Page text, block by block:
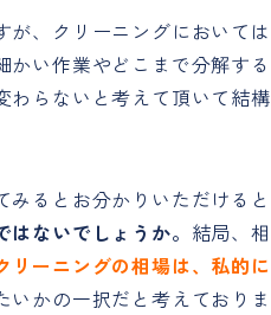
、クリーニングにおいては
い作業やどこまで分解する
わらないと考えて頂いて結構
るとお分かりいただけると
ないでしょうか。 結局、相
リーニングの相場は、私的に
かの一択だと考えておりま